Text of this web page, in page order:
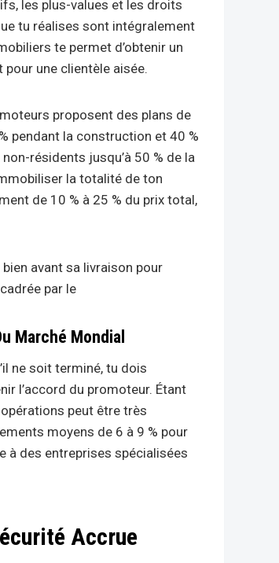
les plus-values et les droits
tu réalises sont intégralement
te permet d’obtenir un
une clientèle aisée.
proposent des plans de
pendant la construction et 40 %
résidents jusqu’à 50 % de la
la totalité de ton
de 10 % à 25 % du prix total,
bien avant sa livraison pour
par le
Marché Mondial
ne soit terminé, tu dois
l’accord du promoteur. Étant
peut être très
moyens de 6 à 9 % pour
à des entreprises spécialisées
Accrue